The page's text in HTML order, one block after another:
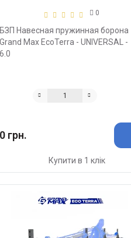
0
БЗП Навесная пружинная борона
Grand Max EcoTerra - UNIVERSAL -
6.0
0 грн.
Купити в 1 клік